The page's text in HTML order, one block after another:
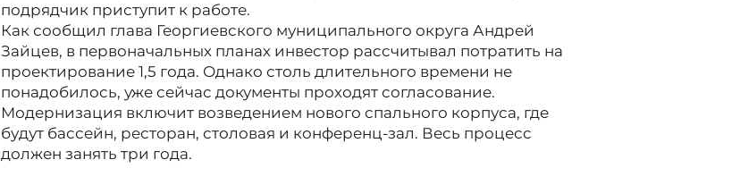
подрядчик приступит к работе.
Как сообщил глава Георгиевского муниципального округа Андрей
Зайцев, в первоначальных планах инвестор рассчитывал потратить на
проектирование 1,5 года. Однако столь длительного времени не
понадобилось, уже сейчас документы проходят согласование.
Модернизация включит возведением нового спального корпуса, где
будут бассейн, ресторан, столовая и конференц-зал. Весь процесс
должен занять три года.